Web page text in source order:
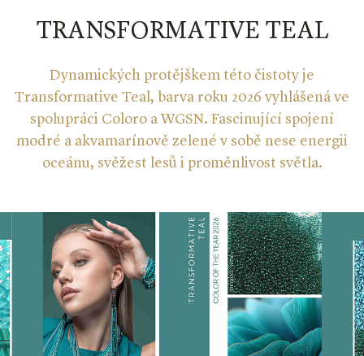
TRANSFORMATIVE TEAL
Dynamických protějškem této čistoty je
Transformative Teal, barva roku 2026 vyhlášená ve
spolupráci Coloro a WGSN. Fascinující spojení
modré a akvamarínově zelené v sobě nese energii
oceánu, svěžest lesů i proměnlivost světla.